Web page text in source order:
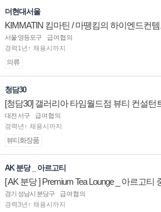
더현대서울
KIMMATIN 킴마틴 / 마뗑킴의 하이엔드컨
서울 영등포구
급여협의
경력1년↑ 채용시까지
의류
청담30
[청담30] 갤러리아 타임월드점 뷰티 컨설턴
채용
대전 서구
급여협의
경력년↑ 채용시까지
뷰티화장품
AK 분당 _ 아르고티
[ AK 분당 ] Premium Tea Lounge _ 아르고티
경기 성남시 분당구
급여협의
경력3년↑ 채용시까지